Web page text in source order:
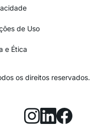
de Uso
e Ética
os direitos reservados.